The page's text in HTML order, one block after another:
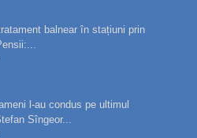
balnear în stațiuni prin
l-au condus pe ultimul
Sîngeor...